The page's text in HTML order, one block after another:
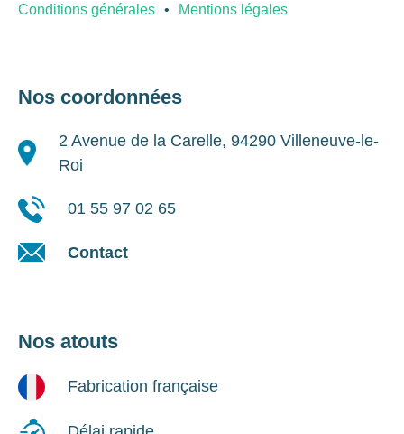
Conditions générales Mentions légales
Nos coordonnées
2 Avenue de la Carelle, 94290 Villeneuve-le-
Roi
01 55 97 02 65
Contact
Nos atouts
Fabrication française